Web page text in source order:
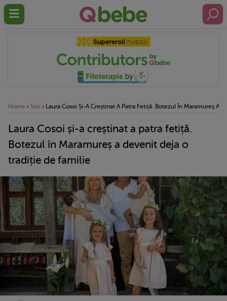
Home › Stiri › Laura Cosoi Și-A Creștinat A Patra Fetiță. Botezul În Maramureș A
Laura Cosoi și-a creștinat a patra fetiță.
Botezul în Maramureș a devenit deja o
tradiție de familie